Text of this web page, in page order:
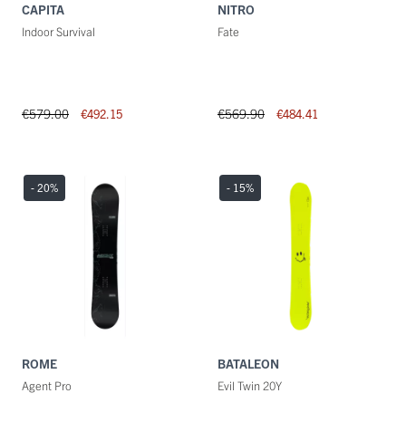
CAPITA
Indoor Survival
€579.00 €492.15
NITRO
Fate
€569.90 €484.41
ROME
Agent Pro
- 20%
BATALEON
Evil Twin 20Y
- 15%